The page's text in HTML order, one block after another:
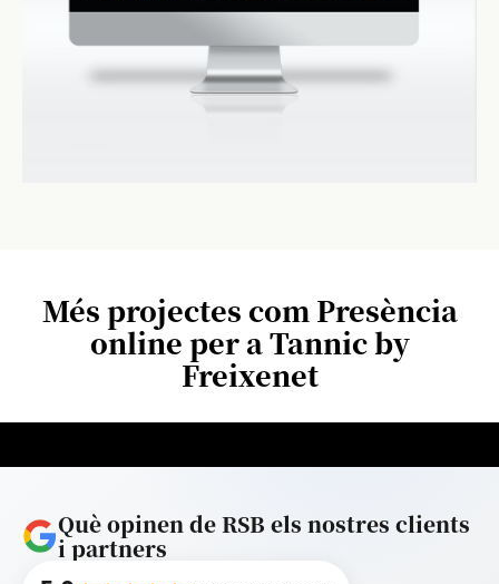
Més projectes com Presència
online per a Tannic by
Freixenet
Què opinen de RSB els nostres clients
i partners